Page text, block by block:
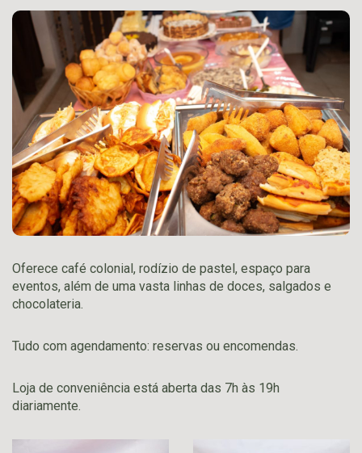
Oferece café colonial, rodízio de pastel, espaço para
eventos, além de uma vasta linhas de doces, salgados e
chocolateria.
Tudo com agendamento: reservas ou encomendas.
Loja de conveniência está aberta das 7h às 19h
diariamente.